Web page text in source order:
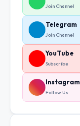
Join Channel
Telegram
Join Channel
YouTube
Subscribe
Instagram
Follow Us